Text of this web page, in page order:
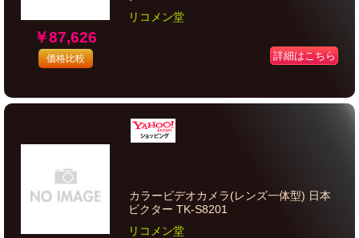
￥87,626
価格比較
リコメン堂
詳細はこちら
カラービデオカメラ(レンズ一体型) 日本
ビクター TK-S8201
リコメン堂